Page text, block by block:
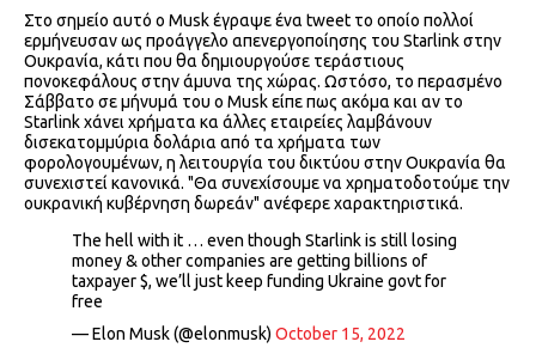
Στο σημείο αυτό ο Musk έγραψε ένα tweet το οποίο πολλοί
ερμήνευσαν ως προάγγελο απενεργοποίησης του Starlink στην
Ουκρανία, κάτι που θα δημιουργούσε τεράστιους
πονοκεφάλους στην άμυνα της χώρας. Ωστόσο, το περασμένο
Σάββατο σε μήνυμά του ο Musk είπε πως ακόμα και αν το
Starlink χάνει χρήματα κα άλλες εταιρείες λαμβάνουν
δισεκατομμύρια δολάρια από τα χρήματα των
φορολογουμένων, η λειτουργία του δικτύου στην Ουκρανία θα
συνεχιστεί κανονικά. "Θα συνεχίσουμε να χρηματοδοτούμε την
ουκρανική κυβέρνηση δωρεάν" ανέφερε χαρακτηριστικά.
The hell with it … even though Starlink is still losing
money & other companies are getting billions of
taxpayer $, we’ll just keep funding Ukraine govt for
free
— Elon Musk (@elonmusk) October 15, 2022